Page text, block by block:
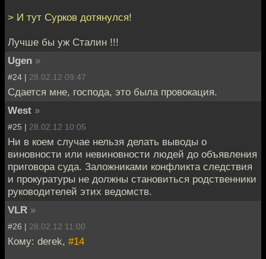
> И тут Сурков дотянулся!
Лучше бы уж Сталин !!!
Ugen »
#24 | 28.02.12 09:47
Сдается мне, господа, это была провокация.
West »
#25 | 28.02.12 10:05
Ни в коем случае нельзя делать выводы о
виновности или невиновности людей до объявления
приговора суда. Заложниками конфликта следствия
и прокуратуры не должны становиться родственники
руководителей этих ведомств.
VLR »
#26 | 28.02.12 11:00
Кому: derek, #14